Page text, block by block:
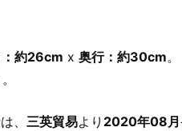
約26cm x 奥行：約30cm。
。
は、 三英貿易より 2020年08月